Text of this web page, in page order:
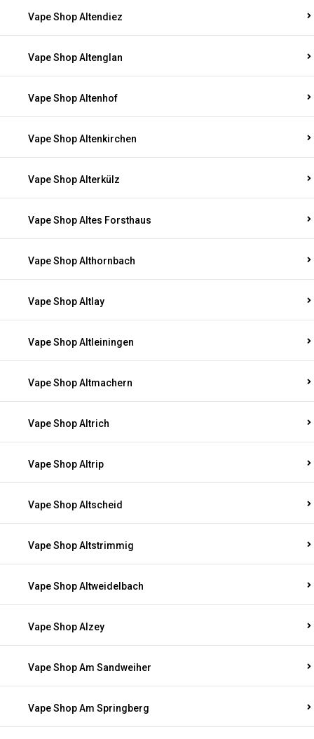
Vape Shop Altendiez
Vape Shop Altenglan
Vape Shop Altenhof
Vape Shop Altenkirchen
Vape Shop Alterkülz
Vape Shop Altes Forsthaus
Vape Shop Althornbach
Vape Shop Altlay
Vape Shop Altleiningen
Vape Shop Altmachern
Vape Shop Altrich
Vape Shop Altrip
Vape Shop Altscheid
Vape Shop Altstrimmig
Vape Shop Altweidelbach
Vape Shop Alzey
Vape Shop Am Sandweiher
Vape Shop Am Springberg